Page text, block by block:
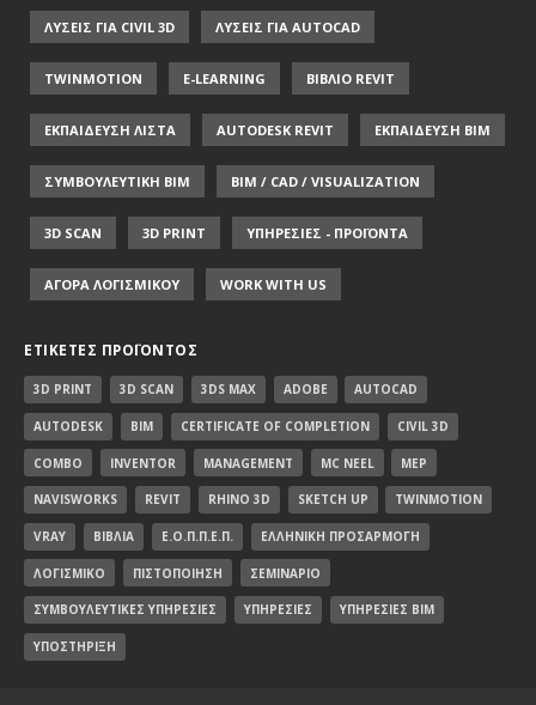
ΛΥΣΕΙΣ ΓΙΑ CIVIL 3D ΛΥΣΕΙΣ ΓΙΑ AUTOCAD
TWINMOTION E-LEARNING ΒΙΒΛΙΟ REVIT
ΕΚΠΑΙΔΕΥΣΗ ΛΙΣΤΑ AUTODESK REVIT ΕΚΠΑΙΔΕΥΣΗ ΒΙΜ
ΣΥΜΒΟΥΛΕΥΤΙΚΗ ΒΙΜ BIM / CAD / VISUALIZATION
3D SCAN 3D PRINT ΥΠΗΡΕΣΙΕΣ - ΠΡΟΪΟΝΤΑ
ΑΓΟΡΑ ΛΟΓΙΣΜΙΚΟΥ WORK WITH US
ΕΤΙΚΈΤΕΣ ΠΡΟΪΌΝΤΟΣ
3D PRINT 3D SCAN 3DS MAX ADOBE AUTOCAD
AUTODESK BIM CERTIFICATE OF COMPLETION CIVIL 3D
COMBO INVENTOR MANAGEMENT MC NEEL MEP
NAVISWORKS REVIT RHINO 3D SKETCH UP TWINMOTION
VRAY ΒΙΒΛΊΑ Ε.Ο.Π.Π.Ε.Π. ΕΛΛΗΝΙΚΉ ΠΡΟΣΑΡΜΟΓΉ
ΛΟΓΙΣΜΙΚΌ ΠΙΣΤΟΠΟΊΗΣΗ ΣΕΜΙΝΆΡΙΟ
ΣΥΜΒΟΥΛΕΥΤΙΚΈΣ ΥΠΗΡΕΣΊΕΣ ΥΠΗΡΕΣΊΕΣ ΥΠΗΡΕΣΊΕΣ BIM
ΥΠΟΣΤΉΡΙΞΗ